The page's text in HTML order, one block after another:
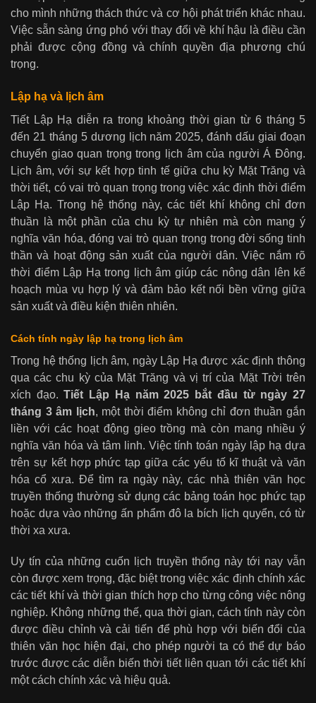
cho mình những thách thức và cơ hội phát triển khác nhau.
Việc sẵn sàng ứng phó với thay đổi về khí hậu là điều cần
phải được cộng đồng và chính quyền địa phương chú
trọng.
Lập hạ và lịch âm
Tiết Lập Hạ diễn ra trong khoảng thời gian từ 6 tháng 5
đến 21 tháng 5 dương lịch năm 2025, đánh dấu giai đoạn
chuyển giao quan trọng trong lịch âm của người Á Đông.
Lịch âm, với sự kết hợp tinh tế giữa chu kỳ Mặt Trăng và
thời tiết, có vai trò quan trọng trong việc xác định thời điểm
Lập Hạ. Trong hệ thống này, các tiết khí không chỉ đơn
thuần là một phần của chu kỳ tự nhiên mà còn mang ý
nghĩa văn hóa, đóng vai trò quan trọng trong đời sống tinh
thần và hoạt động sản xuất của người dân. Việc nắm rõ
thời điểm Lập Hạ trong lịch âm giúp các nông dân lên kế
hoạch mùa vụ hợp lý và đảm bảo kết nối bền vững giữa
sản xuất và điều kiện thiên nhiên.
Cách tính ngày lập hạ trong lịch âm
Trong hệ thống lịch âm, ngày Lập Hạ được xác định thông
qua các chu kỳ của Mặt Trăng và vị trí của Mặt Trời trên
xích đạo.Tiết Lập Hạ năm 2025 bắt đầu từ ngày 27
tháng 3 âm lịch, một thời điểm không chỉ đơn thuần gắn
liền với các hoạt động gieo trồng mà còn mang nhiều ý
nghĩa văn hóa và tâm linh. Việc tính toán ngày lập hạ dựa
trên sự kết hợp phức tạp giữa các yếu tố kĩ thuật và văn
hóa cổ xưa. Để tìm ra ngày này, các nhà thiên văn học
truyền thống thường sử dụng các bảng toán học phức tạp
hoặc dựa vào những ấn phẩm đô la bích lịch quyển, có từ
thời xa xưa.
Uy tín của những cuốn lịch truyền thống này tới nay vẫn
còn được xem trọng, đặc biệt trong việc xác định chính xác
các tiết khí và thời gian thích hợp cho từng công việc nông
nghiệp. Không những thế, qua thời gian, cách tính này còn
được điều chỉnh và cải tiến để phù hợp với biến đổi của
thiên văn học hiện đại, cho phép người ta có thể dự báo
trước được các diễn biến thời tiết liên quan tới các tiết khí
một cách chính xác và hiệu quả.